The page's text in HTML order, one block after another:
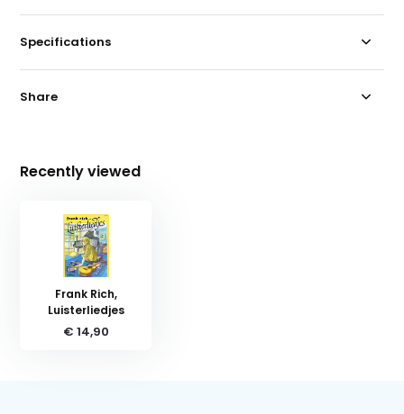
Specifications
Share
Recently viewed
Frank Rich,
Luisterliedjes
€ 14,90